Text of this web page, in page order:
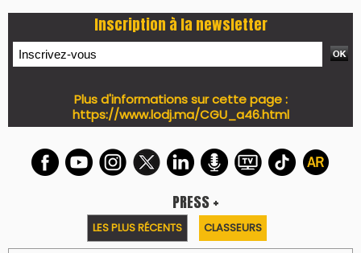
7 days Auto-Moto du 27-07-2026
PODCAST +
LES PLUS RÉCENTS CLASSEURS
Podcast I-Week-N°137 du 26-07-2026
Podcast Eco-Business du 20-07-2026
Podcast IA-MAG-07 du 22-07-2026